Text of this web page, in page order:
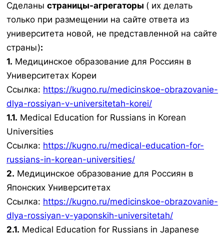
Сделаны страницы-агрегаторы ( их делать
только при размещении на сайте ответа из
университета новой, не представленной на сайте
страны):
1. Медицинское образование для Россиян в
Университетах Кореи
Ссылка: https://kugno.ru/medicinskoe-obrazovanie-
dlya-rossiyan-v-universitetah-korei/
1.1. Medical Education for Russians in Korean
Universities
Ссылка: https://kugno.ru/medical-education-for-
russians-in-korean-universities/
2. Медицинское образование для Россиян в
Японских Университетах
Ссылка: https://kugno.ru/medicinskoe-obrazovanie-
dlya-rossiyan-v-yaponskih-universitetah/
2.1. Medical Education for Russians in Japanese